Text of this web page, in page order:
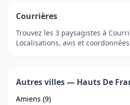
Courrières
Trouvez les 3 paysagistes à
Localisations, avis et
Autres villes — Hauts De
Amiens (9)